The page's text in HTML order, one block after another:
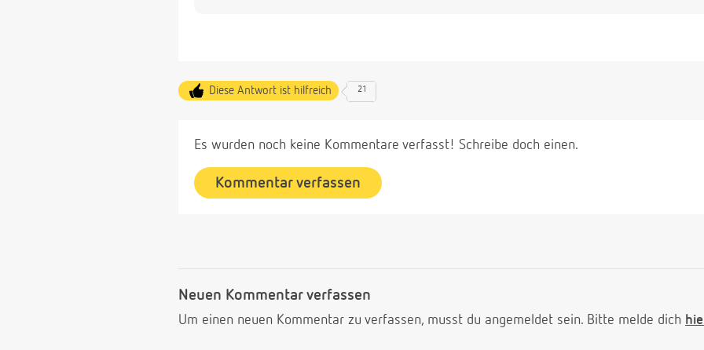
Diese Antwort ist hilfreich 21
Es wurden noch keine Kommentare verfasst! Schreibe doch einen.
Kommentar verfassen
Neuen Kommentar verfassen
Um einen neuen Kommentar zu verfassen, musst du angemeldet sein. Bitte melde dich